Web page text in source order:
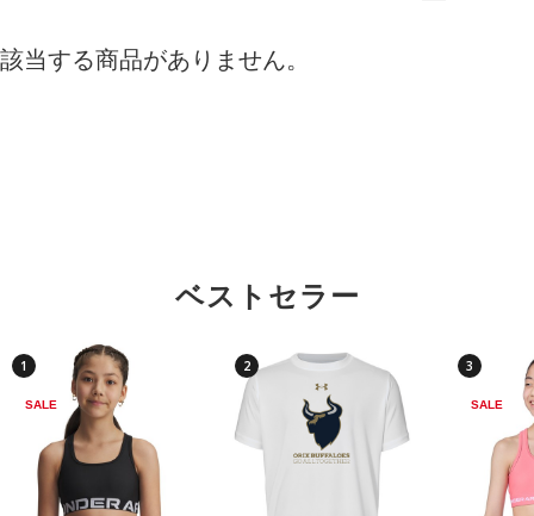
該当する商品がありません。
ベストセラー
1
SALE
2 3
SALE